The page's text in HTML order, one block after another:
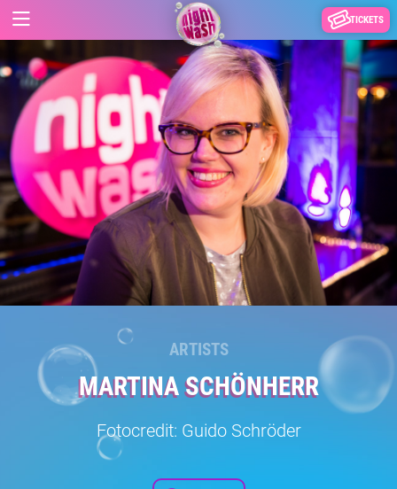
TICKETS
ARTISTS
MARTINA SCHÖNHERR
Fotocredit: Guido Schröder